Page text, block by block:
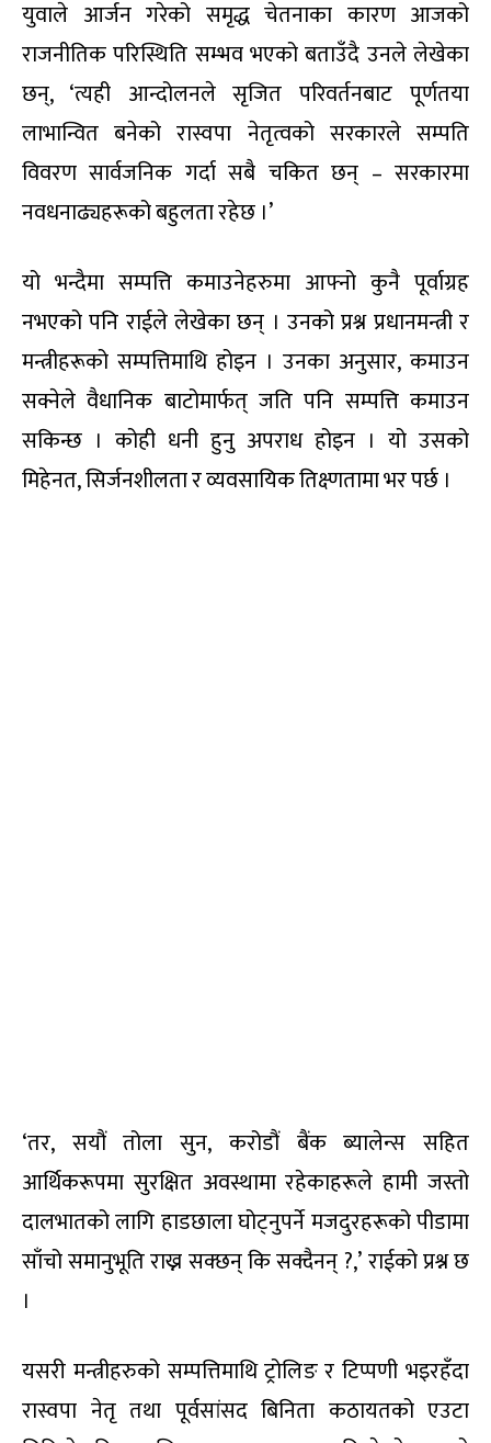
युवाले आर्जन गरेको समृद्ध चेतनाका कारण आजको
राजनीतिक परिस्थिति सम्भव भएको बताउँदै उनले लेखेका
छन्, ‘त्यही आन्दोलनले सृजित परिवर्तनबाट पूर्णतया
लाभान्वित बनेको रास्वपा नेतृत्वको सरकारले सम्पति
विवरण सार्वजनिक गर्दा सबै चकित छन् – सरकारमा
नवधनाढ्यहरूको बहुलता रहेछ ।’
यो भन्दैमा सम्पत्ति कमाउनेहरुमा आफ्नो कुनै पूर्वाग्रह
नभएको पनि राईले लेखेका छन् । उनको प्रश्न प्रधानमन्त्री र
मन्त्रीहरूको सम्पत्तिमाथि होइन । उनका अनुसार, कमाउन
सक्नेले वैधानिक बाटोमार्फत् जति पनि सम्पत्ति कमाउन
सकिन्छ । कोही धनी हुनु अपराध होइन । यो उसको
मिहेनत, सिर्जनशीलता र व्यवसायिक तिक्ष्णतामा भर पर्छ ।
‘तर, सयौं तोला सुन, करोडौं बैंक ब्यालेन्स सहित
आर्थिकरूपमा सुरक्षित अवस्थामा रहेकाहरूले हामी जस्तो
दालभातको लागि हाडछाला घोट्नुपर्ने मजदुरहरूको पीडामा
साँचो समानुभूति राख्न सक्छन् कि सक्दैनन् ?,’ राईको प्रश्न छ
।
यसरी मन्त्रीहरुको सम्पत्तिमाथि ट्रोलिङ र टिप्पणी भइरहँदा
रास्वपा नेतृ तथा पूर्वसांसद बिनिता कठायतको एउटा